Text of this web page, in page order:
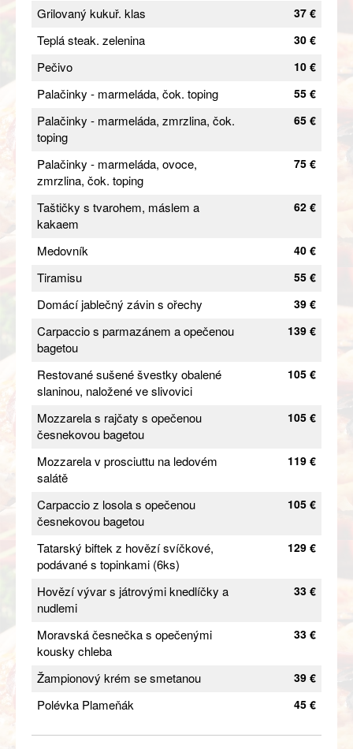
Grilovaný kukuř. klas 37 €
Teplá steak. zelenina 30 €
Pečivo 10 €
Palačinky - marmeláda, čok. toping 55 €
Palačinky - marmeláda, zmrzlina, čok.
toping
65 €
Palačinky - marmeláda, ovoce,
zmrzlina, čok. toping
75 €
Taštičky s tvarohem, máslem a
kakaem
62 €
Medovník 40 €
Tiramisu 55 €
Domácí jablečný závin s ořechy 39 €
Carpaccio s parmazánem a opečenou
bagetou
139 €
Restované sušené švestky obalené
slaninou, naložené ve slivovici
105 €
Mozzarela s rajčaty s opečenou
česnekovou bagetou
105 €
Mozzarela v prosciuttu na ledovém
salátě
119 €
Carpaccio z losola s opečenou
česnekovou bagetou
105 €
Tatarský biftek z hovězí svíčkové,
podávané s topinkami (6ks)
129 €
Hovězí vývar s játrovými knedlíčky a
nudlemi
33 €
Moravská česnečka s opečenými
kousky chleba
33 €
Žampionový krém se smetanou 39 €
Polévka Plameňák 45 €